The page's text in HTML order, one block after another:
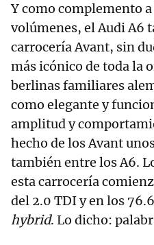
Y como complemento
volúmenes, el Audi A6
carrocería Avant, sin
más icónico de toda la
berlinas familiares
como elegante y
amplitud y
hecho de los Avant
también entre los A6.
esta carrocería
del 2.0 TDI y en los
hybrid. Lo dicho: